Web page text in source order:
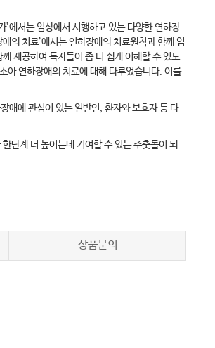
에서는 임상에서 시행하고 있는 다양한 연하장
의 치료’에서는 연하장애의 치료원칙과 함께 임
제공하여 독자들이 좀 더 쉽게 이해할 수 있도
아 연하장애의 치료에 대해 다루었습니다. 이를
애에 관심이 있는 일반인, 환자와 보호자 등 다
단계 더 높이는데 기여할 수 있는 주춧돌이 되
상품문의